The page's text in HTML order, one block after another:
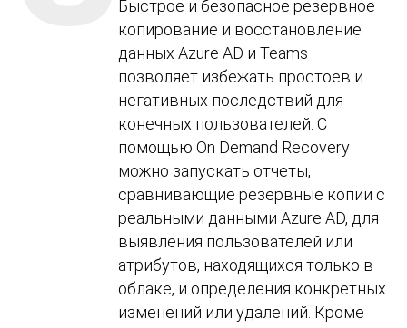
Быстрое и безопасное резервное
копирование и восстановление
данных Azure AD и Teams
позволяет избежать простоев и
негативных последствий для
конечных пользователей. С
помощью On Demand Recovery
можно запускать отчеты,
сравнивающие резервные копии с
реальными данными Azure AD, для
выявления пользователей или
атрибутов, находящихся только в
облаке, и определения конкретных
изменений или удалений. Кроме